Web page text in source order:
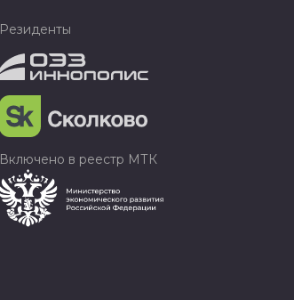
Резиденты
Включено в реестр МТК